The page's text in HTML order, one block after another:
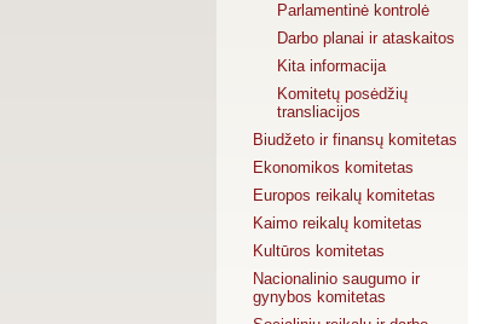
Parlamentinė kontrolė
Darbo planai ir ataskaitos
Kita informacija
Komitetų posėdžių
transliacijos
Biudžeto ir finansų komitetas
Ekonomikos komitetas
Europos reikalų komitetas
Kaimo reikalų komitetas
Kultūros komitetas
Nacionalinio saugumo ir
gynybos komitetas